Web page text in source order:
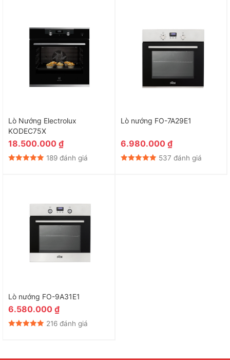
Lò Nướng Electrolux
KODEC75X
18.500.000 ₫
189 đánh giá
Lò nướng FO-7A29E1
6.980.000 ₫
537 đánh giá
Lò nướng FO-9A31E1
6.580.000 ₫
216 đánh giá